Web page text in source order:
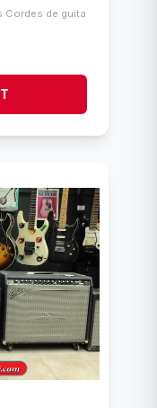
de guitares